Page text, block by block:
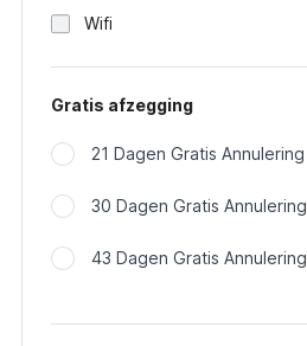
Wifi
Gratis afzegging
21 Dagen Gratis Annulering
30 Dagen Gratis Annulering
43 Dagen Gratis Annulering